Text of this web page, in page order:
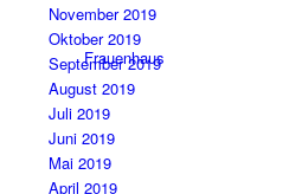
Frauenhaus
November 2019
Oktober 2019
September 2019
August 2019
Juli 2019
Juni 2019
Mai 2019
April 2019